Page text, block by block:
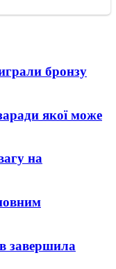
бронзу
якої може
на
завершила